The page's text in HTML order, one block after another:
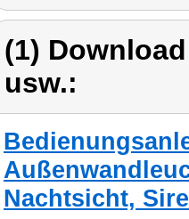
(1)
usw.:
Nachtsicht,